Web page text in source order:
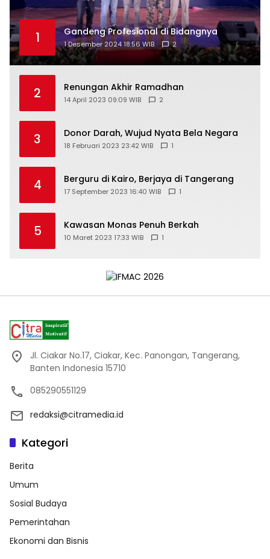
1 Gandeng Profesional di Bidangnya
1 Desember 2024 18:56 WIB 2
2 Renungan Akhir Ramadhan
14 April 2023 09:09 WIB 2
3 Donor Darah, Wujud Nyata Bela Negara
18 Februari 2023 23:42 WIB 1
4 Berguru di Kairo, Berjaya di Tangerang
17 September 2023 16:40 WIB 1
5 Kawasan Monas Penuh Berkah
10 Maret 2023 17:33 WIB 1
Jl. Ciakar No.17, Ciakar, Kec. Panongan, Tangerang,
Banten Indonesia 15710
085290551129
redaksi@citramedia.id
Kategori
Berita
Umum
Sosial Budaya
Pemerintahan
Ekonomi dan Bisnis